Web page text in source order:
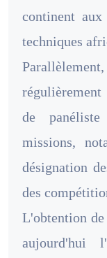
continent
techniques
de
missions,
désignation
des
L'obtention de
aujourd'hui